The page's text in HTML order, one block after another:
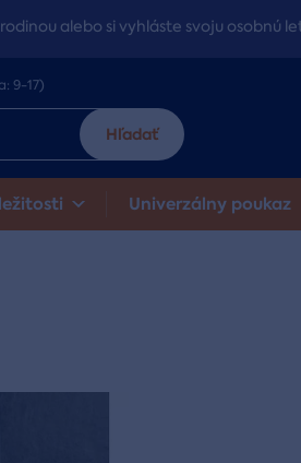
alebo si vyhláste svoju osobnú
9-17)
Hľadať
Univerzálny poukaz